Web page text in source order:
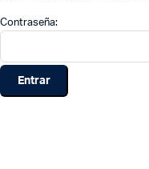
Contraseña: